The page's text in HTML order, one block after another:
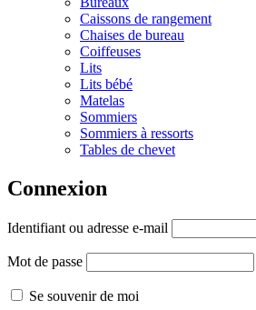
Caissons de rangement
Chaises de bureau
Coiffeuses
Lits
Lits bébé
Matelas
Sommiers
Sommiers à ressorts
Tables de chevet
Connexion
Identifiant ou adresse e-mail
Mot de passe
Se souvenir de moi